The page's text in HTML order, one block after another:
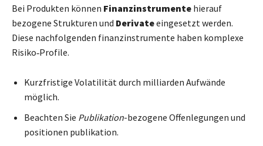
Bei Produkten können Finanzinstrumente hierauf
bezogene Strukturen und Derivateeingesetzt werden.
Diese nachfolgenden finanzinstrumente haben komplexe
Risiko‑Profile.
Kurzfristige Volatilität durch milliarden Aufwände
möglich.
Beachten Sie Publikation-bezogene Offenlegungen und
positionen publikation.